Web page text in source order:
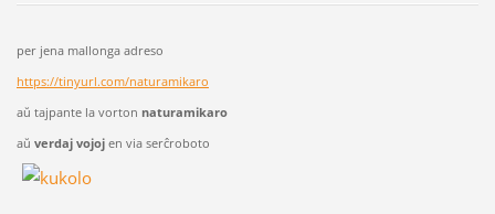
per jena mallonga adreso
https://tinyurl.com/naturamikaro
aŭ tajpante la vorton naturamikaro
aŭ verdaj vojojen via serĉroboto